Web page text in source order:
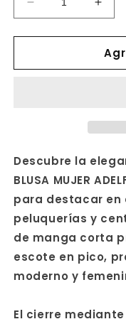
Reducir
cantidad
para
MUJER
para
Descubre la
BLUSA MUJER
para destacar en
peluquerías y
de manga corta
escote en pico,
moderno y
El cierre